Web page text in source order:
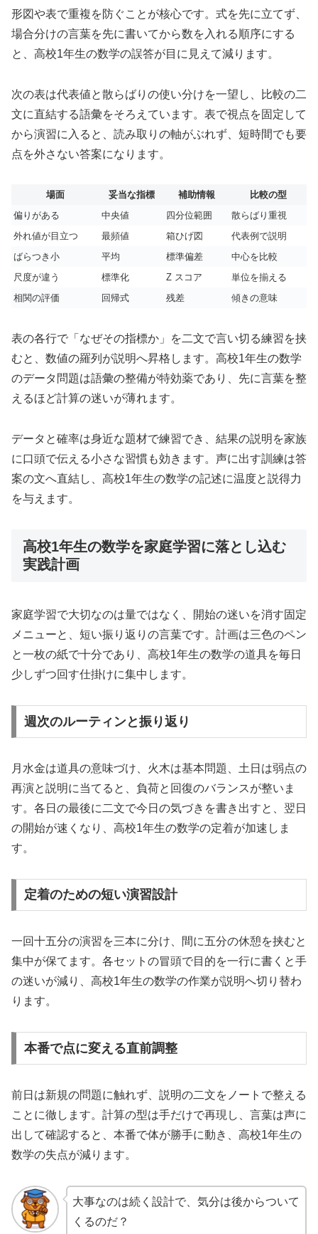
形図や表で重複を防ぐことが核心です。式を先に立てず、
場合分けの言葉を先に書いてから数を入れる順序にする
と、高校1年生の数学の誤答が目に見えて減ります。
次の表は代表値と散らばりの使い分けを一望し、比較の二
文に直結する語彙をそろえています。表で視点を固定して
から演習に入ると、読み取りの軸がぶれず、短時間でも要
点を外さない答案になります。
場面 妥当な指標 補助情報
比較の型
偏りがある
中央値 四分位範囲
散らばり重視
外れ値が目立つ
最頻値 箱ひげ図
代表例で説明
ばらつき小
平均 標準偏差
中心を比較
尺度が違う
標準化 Z スコア
単位を揃える
相関の評価
回帰式 残差 傾きの意味
表の各行で「なぜその指標か」を二文で言い切る練習を挟
むと、数値の羅列が説明へ昇格します。高校1年生の数学
のデータ問題は語彙の整備が特効薬であり、先に言葉を整
えるほど計算の迷いが薄れます。
データと確率は身近な題材で練習でき、結果の説明を家族
に口頭で伝える小さな習慣も効きます。声に出す訓練は答
案の文へ直結し、高校1年生の数学の記述に温度と説得力
を与えます。
高校1年生の数学を家庭学習に落とし込む
実践計画
家庭学習で大切なのは量ではなく、開始の迷いを消す固定
メニューと、短い振り返りの言葉です。計画は三色のペン
と一枚の紙で十分であり、高校1年生の数学の道具を毎日
少しずつ回す仕掛けに集中します。
週次のルーティンと振り返り
月水金は道具の意味づけ、火木は基本問題、土日は弱点の
再演と説明に当てると、負荷と回復のバランスが整いま
す。各日の最後に二文で今日の気づきを書き出すと、翌日
の開始が速くなり、高校1年生の数学の定着が加速しま
す。
定着のための短い演習設計
一回十五分の演習を三本に分け、間に五分の休憩を挟むと
集中が保てます。各セットの冒頭で目的を一行に書くと手
の迷いが減り、高校1年生の数学の作業が説明へ切り替わ
ります。
本番で点に変える直前調整
前日は新規の問題に触れず、説明の二文をノートで整える
ことに徹します。計算の型は手だけで再現し、言葉は声に
出して確認すると、本番で体が勝手に動き、高校1年生の
数学の失点が減ります。
大事なのは続く設計で、気分は後からついて
くるのだ？